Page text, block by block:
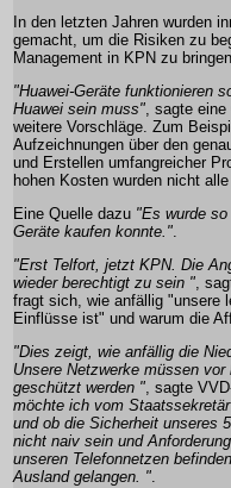
In den letzten Jahren wurden
gemacht, um die Risiken zu
Management in KPN zu
"Huawei-Geräte funktionieren
Huawei sein muss", sagte eine
weitere Vorschläge. Zum
Aufzeichnungen über den
und Erstellen umfangreicher
hohen Kosten wurden nicht
Eine Quelle dazu "Es wurde
Geräte kaufen konnte.".
"Erst Telfort, jetzt KPN. Die
wieder berechtigt zu sein ",
fragt sich, wie anfällig "unsere
Einflüsse ist" und warum die
"Dies zeigt, wie anfällig die
Unsere Netzwerke müssen
geschützt werden ", sagte
möchte ich vom
und ob die Sicherheit unseres
nicht naiv sein und
unseren Telefonnetzen
Ausland gelangen. ".